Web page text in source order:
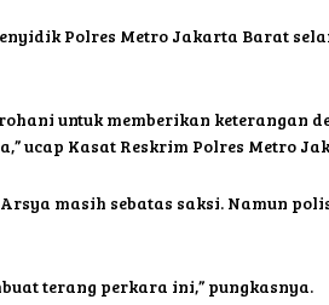
Polres Metro Jakarta Barat
untuk memberikan keterangan
ucap Kasat Reskrim Polres Metro
masih sebatas saksi. Namun
terang perkara ini,” pungkasnya.